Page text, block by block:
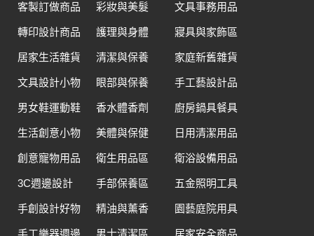
客製訂做商品
轉印設計商品
居家生活雜貨
文具設計小物
男女鞋運動鞋
生活創意小物
創意寵物用品
3C週邊設計
手創設計好物
彩妝與美髮
護理與身體
清潔與保養
眼部與保養
香水體香劑
美體與保健
衛生用品區
手部保養區
精油與薰香
文具事務用品
寢具與家飾區
家庭新舊雜貨
手工藝設計品
廚房鍋具餐具
日用清潔用品
衛浴設備用品
五金照明工具
園藝庭院用具